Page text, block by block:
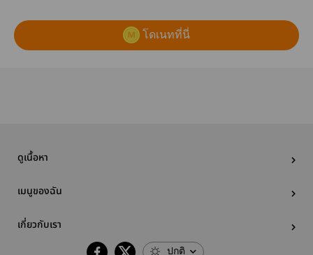
โดเนทที่นี่
ดูเนื้อหา
เมนูของฉัน
เกี่ยวกับเรา
ปกติ